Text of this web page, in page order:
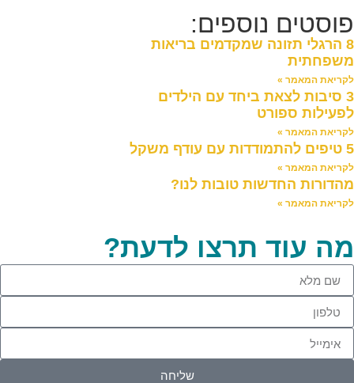
פוסטים נוספים:
8 הרגלי תזונה שמקדמים בריאות
משפחתית
לקריאת המאמר »
3 סיבות לצאת ביחד עם הילדים
לפעילות ספורט
לקריאת המאמר »
5 טיפים להתמודדות עם עודף משקל
לקריאת המאמר »
מהדורות החדשות טובות לנו?
לקריאת המאמר »
מה עוד תרצו לדעת?
שליחה